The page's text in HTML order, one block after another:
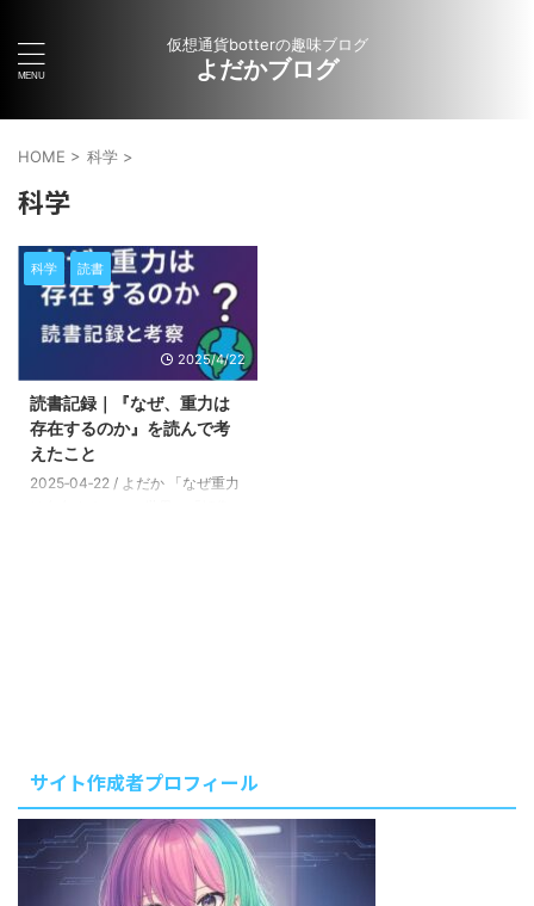
仮想通貨botterの趣味ブログ
よだかブログ
HOME > 科学 >
科学
科学 読書
2025/4/22
読書記録｜『なぜ、重力は
存在するのか』を読んで考
えたこと
2025‑04‑22 / よだか 「なぜ重力
としてまとめます。
本の内容
（超要約＋訂正メモ） 項目ポイ
ントテーマ重力の本質を多角的に
探る構成ニ ...
サイト作成者プロフィール